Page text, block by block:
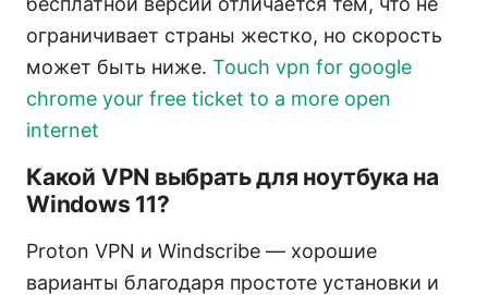
ограничивает страны жестко, но скорость
может быть ниже. Touch vpn for google
chrome your free ticket to a more open
internet
Какой VPN выбрать для ноутбука на
Windows 11?
Proton VPN и Windscribe — хорошие
варианты благодаря простоте установки и